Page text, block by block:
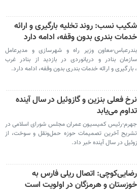
شکیب نسب: روند تخلیه بارگیری و ارائه
خدمات بندری بدون وقفه، ادامه دارد
بندرعباس-معاون وزیر راه و شهرسازی و مدیرعامل
سازمان بنادر و دریانوردی در بازدید از بنادر غرب
و ارائه خدمات بندری بدون وقفه، ادامه دارد.
نرخ فعلی بنزین و گازوئیل در سال آینده
تداوم می‌یابد
جهرم-رئیس کمیسیون عمران مجلس شورای اسلامی در
تشریح آخرین تصمیمات حوزه حمل‌ونقل و سوخت، از
در سال آینده خبر داد.
رضایی‌کوچی: اتصال ریلی فارس به
خوزستان و هرمزگان در اولویت است